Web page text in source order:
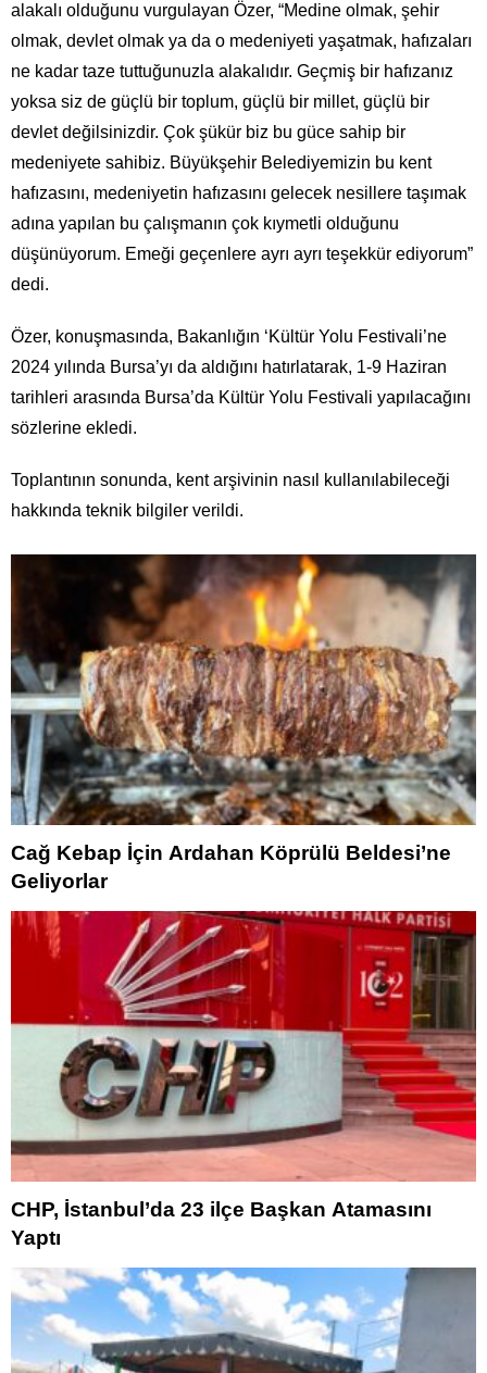
alakalı olduğunu vurgulayan Özer, “Medine olmak, şehir
olmak, devlet olmak ya da o medeniyeti yaşatmak, hafızaları
ne kadar taze tuttuğunuzla alakalıdır. Geçmiş bir hafızanız
yoksa siz de güçlü bir toplum, güçlü bir millet, güçlü bir
devlet değilsinizdir. Çok şükür biz bu güce sahip bir
medeniyete sahibiz. Büyükşehir Belediyemizin bu kent
hafızasını, medeniyetin hafızasını gelecek nesillere taşımak
adına yapılan bu çalışmanın çok kıymetli olduğunu
düşünüyorum. Emeği geçenlere ayrı ayrı teşekkür ediyorum”
dedi.
Özer, konuşmasında, Bakanlığın ‘Kültür Yolu Festivali’ne
2024 yılında Bursa’yı da aldığını hatırlatarak, 1-9 Haziran
tarihleri arasında Bursa’da Kültür Yolu Festivali yapılacağını
sözlerine ekledi.
Toplantının sonunda, kent arşivinin nasıl kullanılabileceği
hakkında teknik bilgiler verildi.
Cağ Kebap İçin Ardahan Köprülü Beldesi’ne
Geliyorlar
CHP, İstanbul’da 23 ilçe Başkan Atamasını
Yaptı